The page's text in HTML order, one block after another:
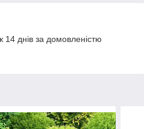
днів за домовленістю